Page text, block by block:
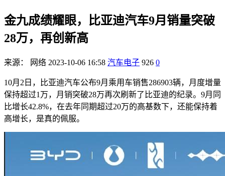
金九成绩耀眼，比亚迪汽车9月销量突破
28万，再创新高
来源： 网络 2023-10-06 16:58 汽车电子 926 0
10月2日，比亚迪汽车公布9月乘用车销售286903辆，月度增量
保持超过1万，月销突破28万再次刷新了比亚迪的纪录。9月同
比增长42.8%，在去年同期超过20万的高基数下，还能保持着
高增长，是真的佩服。